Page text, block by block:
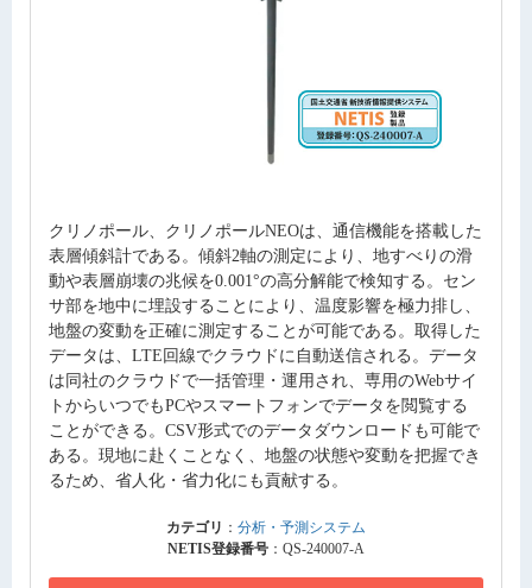
クリノポール、クリノポールNEOは、通信機能を搭載した
表層傾斜計である。傾斜2軸の測定により、地すべりの滑
動や表層崩壊の兆候を0.001°の高分解能で検知する。セン
サ部を地中に埋設することにより、温度影響を極力排し、
地盤の変動を正確に測定することが可能である。取得した
データは、LTE回線でクラウドに自動送信される。データ
は同社のクラウドで一括管理・運用され、専用のWebサイ
トからいつでもPCやスマートフォンでデータを閲覧する
ことができる。CSV形式でのデータダウンロードも可能で
ある。現地に赴くことなく、地盤の状態や変動を把握でき
るため、省人化・省力化にも貢献する。
カテゴリ ： 分析・予測システム
NETIS登録番号 ：QS-240007-A